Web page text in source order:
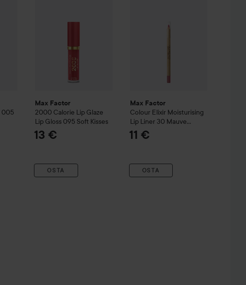
005
Max Factor
2000 Calorie Lip Glaze
Lip Gloss 095 Soft Kisses
13 €
OSTA
Max Factor
Colour Elixir Moisturising
Lip Liner 30 Mauve
Moment
11 €
OSTA